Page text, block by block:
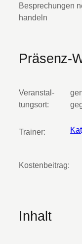
Besprechungen
handeln
Präsenz-
Veranstal­
tungsort:
Trainer:
Kostenbeitrag:
Inhalt